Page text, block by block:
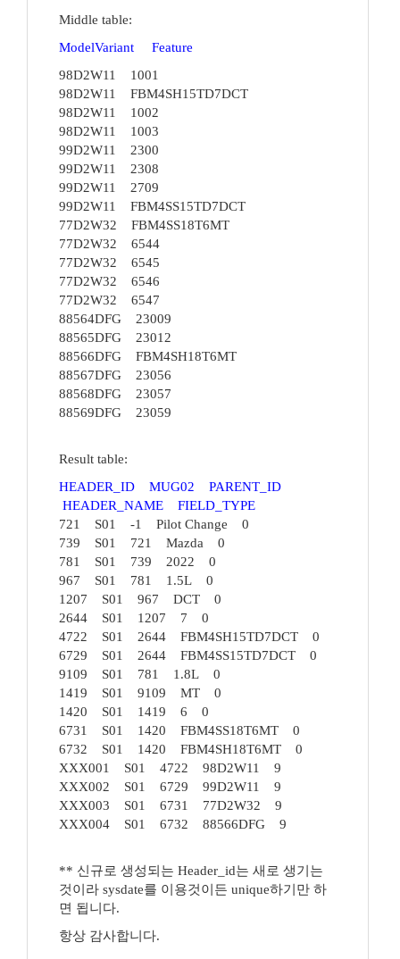
Middle table:
ModelVariant Feature
98D2W11 1001
98D2W11 FBM4SH15TD7DCT
98D2W11 1002
98D2W11 1003
99D2W11 2300
99D2W11 2308
99D2W11 2709
99D2W11 FBM4SS15TD7DCT
77D2W32 FBM4SS18T6MT
77D2W32 6544
77D2W32 6545
77D2W32 6546
77D2W32 6547
88564DFG 23009
88565DFG 23012
88566DFG FBM4SH18T6MT
88567DFG 23056
88568DFG 23057
88569DFG 23059
Result table:
HEADER_ID MUG02 PARENT_ID
HEADER_NAME FIELD_TYPE
721 S01 -1 Pilot Change 0
739 S01 721 Mazda 0
781 S01 739 2022 0
967 S01 781 1.5L 0
1207 S01 967 DCT 0
2644 S01 1207 7 0
4722 S01 2644 FBM4SH15TD7DCT 0
6729 S01 2644 FBM4SS15TD7DCT 0
9109 S01 781 1.8L 0
1419 S01 9109 MT 0
1420 S01 1419 6 0
6731 S01 1420 FBM4SS18T6MT 0
6732 S01 1420 FBM4SH18T6MT 0
XXX001 S01 4722 98D2W11 9
XXX002 S01 6729 99D2W11 9
XXX003 S01 6731 77D2W32 9
XXX004 S01 6732 88566DFG 9
** 신규로 생성되는 Header_id는 새로 생기는
것이라 sysdate를 이용것이든 unique하기만 하
면 됩니다.
항상 감사합니다.